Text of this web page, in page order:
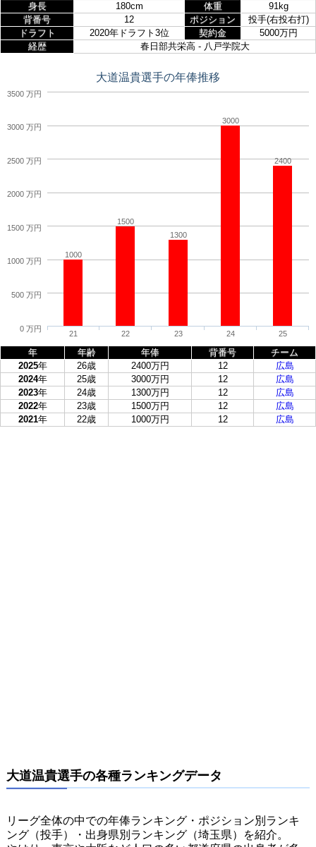
身長
180cm 体重
91kg
背番号
12 ポジション
投手(右投右打)
ドラフト
2020年ドラフト3位 契約金
5000万円
経歴
春日部共栄高 - 八戸学院大
大道温貴選手の年俸推移
1000
1500
1300
3000
2400
21 22 23 24 25
0 万円
500 万円
1000 万円
1500 万円
2000 万円
2500 万円
3000 万円
3500 万円
年 年齢 年俸 背番号
チーム
2025年 26歳 2400万円 12
広島
2024年 25歳 3000万円 12
広島
2023年 24歳 1300万円 12
広島
2022年 23歳 1500万円 12
広島
2021年 22歳 1000万円 12 広島
大道温貴選手の各種ランキングデータ
リーグ全体の中での年俸ランキング・ポジション別ランキ
ング（投手）・出身県別ランキング（埼玉県）を紹介。